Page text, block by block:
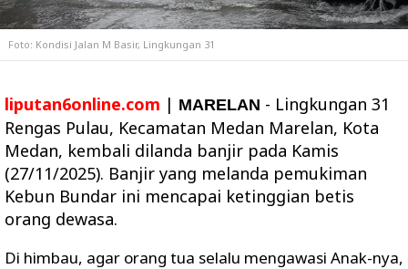
Foto: Kondisi Jalan M Basir, Lingkungan 31
liputan6online.com | MARELAN - Lingkungan 31
Rengas Pulau, Kecamatan Medan Marelan, Kota
Medan, kembali dilanda banjir pada Kamis
(27/11/2025). Banjir yang melanda pemukiman
Kebun Bundar ini mencapai ketinggian betis
orang dewasa.
Di himbau, agar orang tua selalu mengawasi Anak-nya,